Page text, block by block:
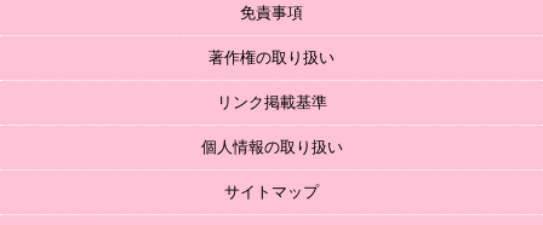
免責事項
著作権の取り扱い
リンク掲載基準
個人情報の取り扱い
サイトマップ